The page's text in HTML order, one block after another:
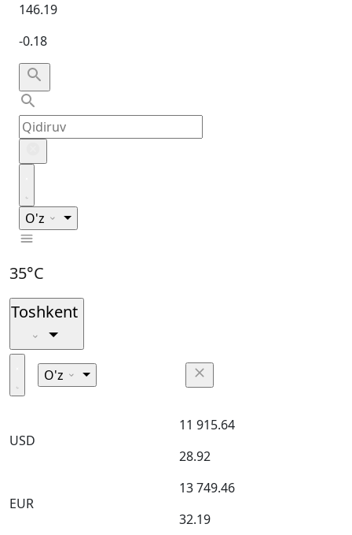
146.19
-0.18
O'z
35°C
Toshkent
O'z
USD
11 915.64
28.92
EUR
13 749.46
32.19